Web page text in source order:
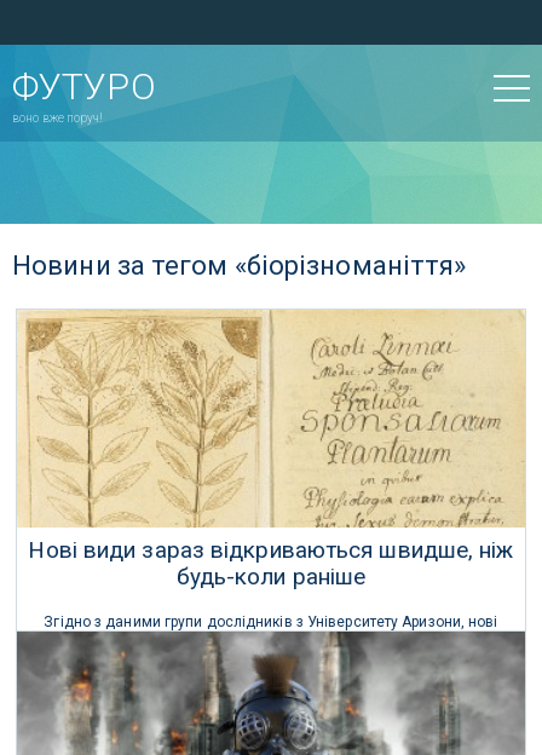
ФУТУРО
воно вже поруч!
Новини за тегом «біорізноманіття»
Нові види зараз відкриваються швидше, ніж
будь-коли раніше
Згідно з даними групи дослідників з Університету Аризони, нові
види відкриваються з безпрецедентною швидкістю, що значно
перевищує темпи вимирання.
26 Грудня 2025 р.